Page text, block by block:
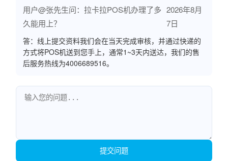
用户@张先生问：拉卡拉POS机办理了多
久能用上？
2026年8月
7日
答：线上提交资料我们会在当天完成审核，并通过快递的
方式将POS机送到您手上，通常1~3天内送达，我们的售
后服务热线为4006689516。
提交问题